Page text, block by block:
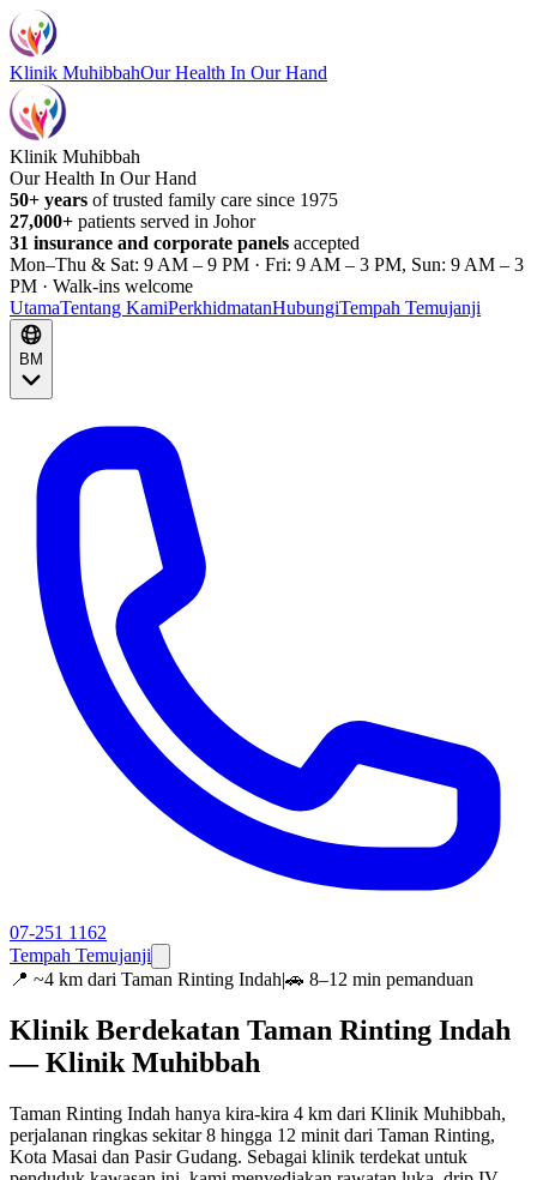
Klinik MuhibbahOur Health In Our Hand
Klinik Muhibbah
Our Health In Our Hand
50+ years of trusted family care since 1975
27,000+ patients served in Johor
31 insurance and corporate panels accepted
Mon–Thu & Sat: 9 AM – 9 PM · Fri: 9 AM – 3 PM, Sun: 9 AM – 3
PM · Walk-ins welcome
UtamaTentang KamiPerkhidmatanHubungiTempah Temujanji
BM
07-251 1162
Tempah Temujanji
📍 ~4 km dari Taman Rinting Indah|🚗 8–12 min pemanduan
Klinik Berdekatan Taman Rinting Indah
— Klinik Muhibbah
Taman Rinting Indah hanya kira-kira 4 km dari Klinik Muhibbah,
perjalanan ringkas sekitar 8 hingga 12 minit dari Taman Rinting,
Kota Masai dan Pasir Gudang. Sebagai klinik terdekat untuk